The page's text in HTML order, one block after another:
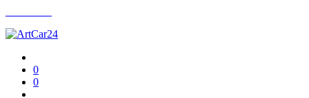
0
0